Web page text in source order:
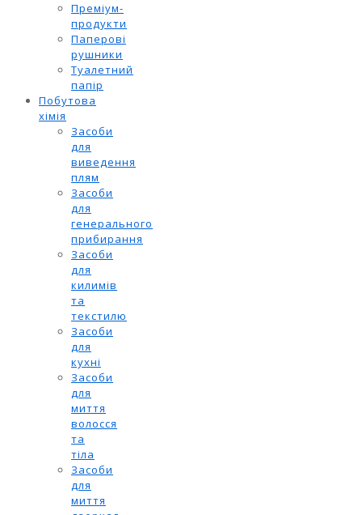
Преміум-
продукти
Паперові
рушники
Туалетний
папір
Побутова
хімія
Засоби
для
виведення
плям
Засоби
для
генерального
прибирання
Засоби
для
килимів
та
текстилю
Засоби
для
кухні
Засоби
для
миття
волосся
та
тіла
Засоби
для
миття